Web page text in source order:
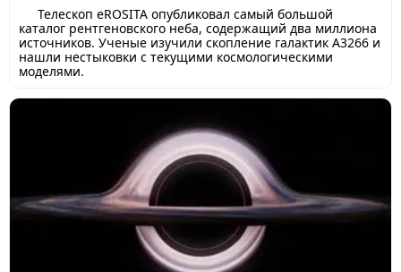
Телескоп eROSITA опубликовал самый большой
каталог рентгеновского неба, содержащий два миллиона
источников. Ученые изучили скопление галактик A3266 и
нашли нестыковки с текущими космологическими
моделями.